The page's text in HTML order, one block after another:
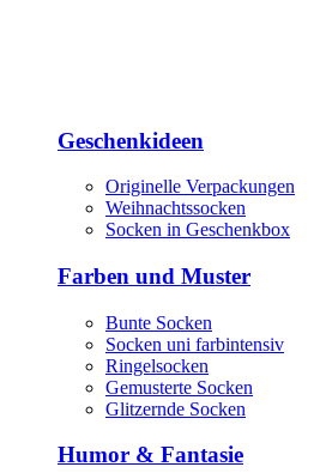
Geschenkideen
Originelle Verpackungen
Weihnachtssocken
Socken in Geschenkbox
Farben und Muster
Bunte Socken
Socken uni farbintensiv
Ringelsocken
Gemusterte Socken
Glitzernde Socken
Humor & Fantasie